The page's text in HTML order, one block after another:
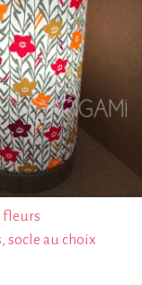
fleurs
socle au choix